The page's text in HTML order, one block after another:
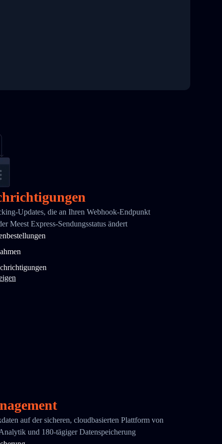
Updates, die an Ihren Webhook-Endpunkt
Meest Express-Sendungsstatus ändert
auf der sicheren, cloudbasierten Plattform von
und 180-tägiger Datenspeicherung